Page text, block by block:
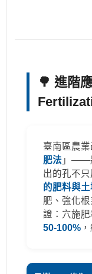
🌳 進階
臺南區農
肥法 」——
出的孔不只
的肥料與土
肥、強化
證：穴施
50-100%